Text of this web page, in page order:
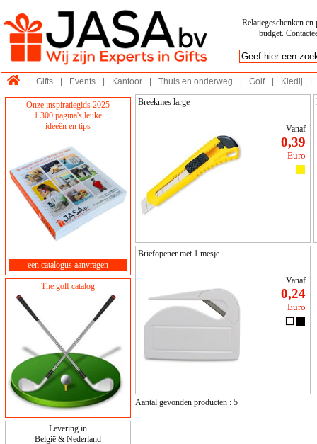
Relatiegeschenken
budget.
Gifts Events Kantoor Thuis en onderweg Golf Kledij
Onze inspiratiegids 2025
1.300 pagina's leuke
ideeën en tips
een catalogus aanvragen
The golf catalog
Levering in
België & Nederland
Breekmes large
Vanaf
0,39
Euro
Briefopener met 1 mesje
Vanaf
0,24
Euro
Aantal gevonden producten : 5